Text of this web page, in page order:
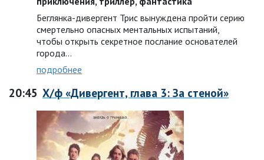
Беглянка-дивергент Трис вынуждена пройти серию
смертельно опасных ментальных испытаний,
чтобы открыть секретное послание основателей
города…
подробнее
20:45 Х/ф «Дивергент, глава 3: За стеной»